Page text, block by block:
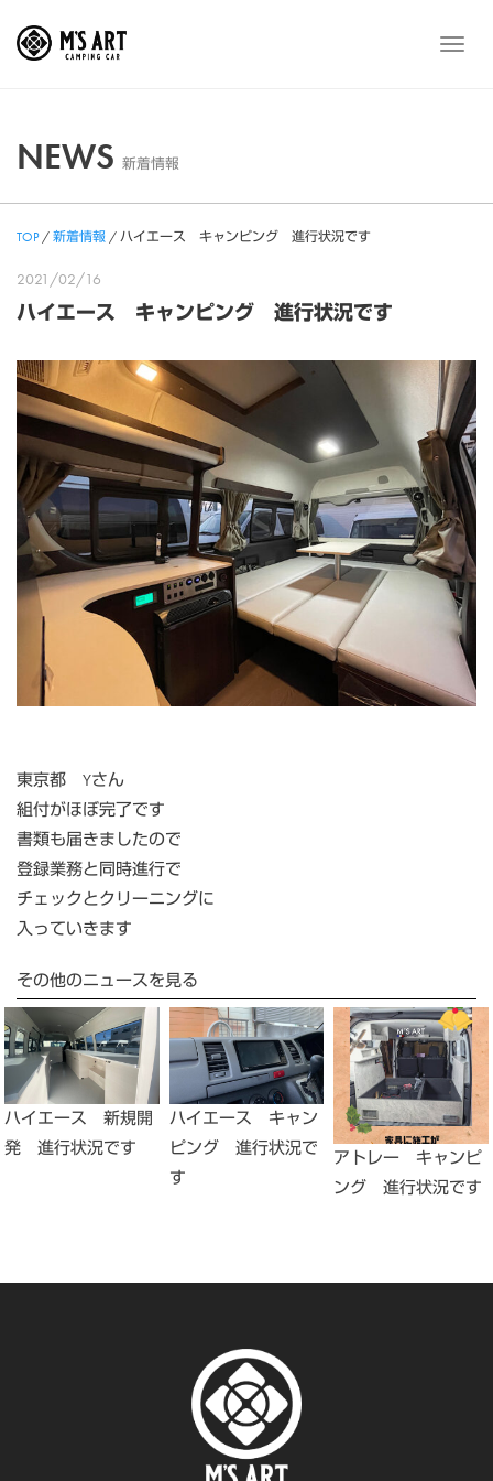
メ
NEWS 新着情報
TOP/新着情報 /ハイエース キャンピング 進行状況です
2021/02/16
ハイエース キャンピング 進行状況です
東京都 Yさん
組付がほぼ完了です
書類も届きましたので
登録業務と同時進行で
チェックとクリーニングに
入っていきます
その他のニュースを見る
ハイエース 新規開
発 進行状況です
ハイエース キャン
ピング 進行状況で
す
アトレー キャンピ
ング 進行状況です